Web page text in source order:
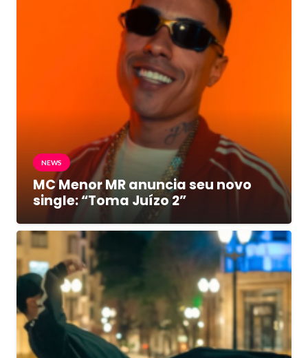
NEWS
MC Menor MR anuncia seu novo
single: “Toma Juízo 2”